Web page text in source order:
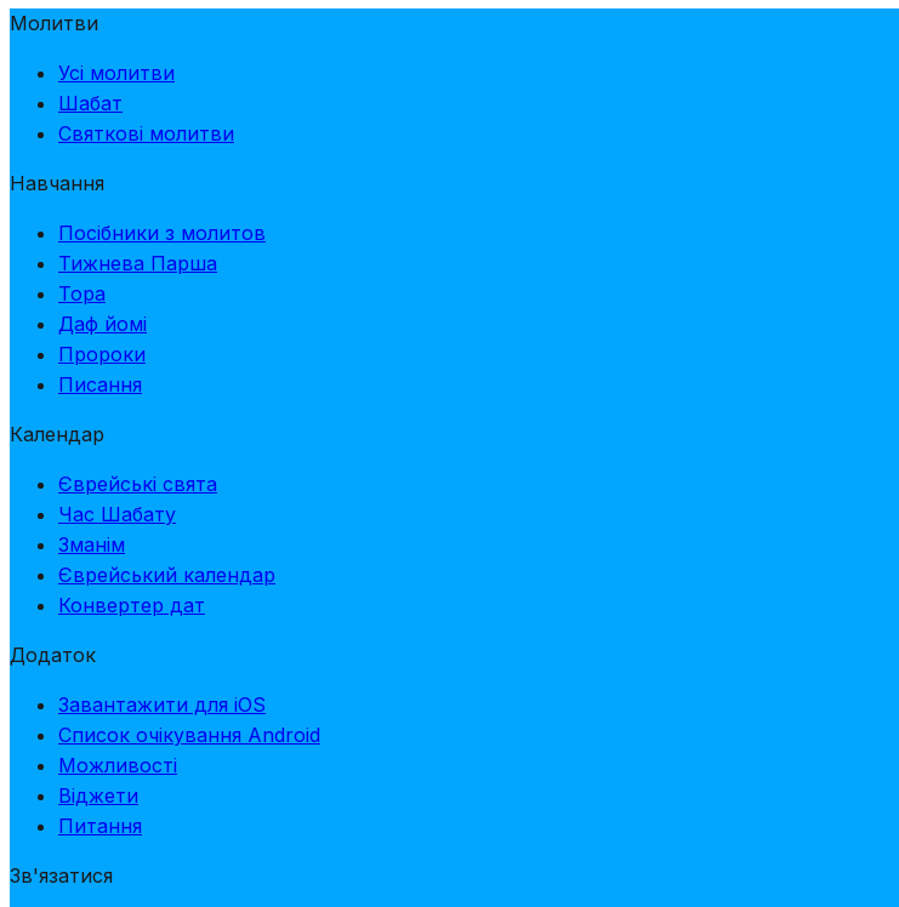
Молитви
Усі молитви
Шабат
Святкові молитви
Навчання
Посібники з молитов
Тижнева Парша
Тора
Даф йомі
Пророки
Писання
Календар
Єврейські свята
Час Шабату
Зманім
Єврейський календар
Конвертер дат
Додаток
Завантажити для iOS
Список очікування Android
Можливості
Віджети
Питання
Зв'язатися